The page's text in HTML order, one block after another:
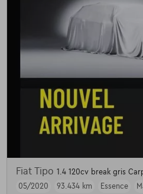
Fiat Tipo 1.4 120cv break gris
05/2020
93.434 km Essence